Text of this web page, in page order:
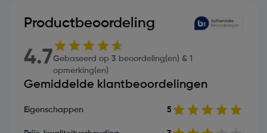
Productbeoordeling
4.7Gebaseerd op 3 beoordeling(en) & 1
opmerking(en)
Gemiddelde klantbeoordelingen
Eigenschappen 5